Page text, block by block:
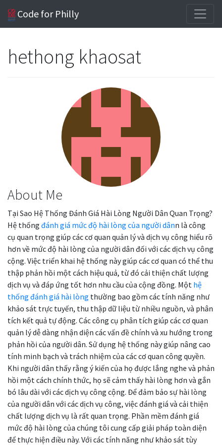
Code for Philly
hethong khaosat
About Me
Tại Sao Hệ Thống Đánh Giá Hài Lòng Người Dân Quan Trọng?
Hệ thống đánh giá mức độ hài lòng của người dânn là công
cụ quan trọng giúp các cơ quan quản lý và dịch vụ công hiểu rõ
hơn về mức độ hài lòng của người dân đối với các dịch vụ công
cộng. Việc triển khai hệ thống này giúp các cơ quan có thể thu
thập phản hồi một cách hiệu quả, từ đó cải thiện chất lượng
dịch vụ và đáp ứng tốt hơn nhu cầu của cộng đồng. Một hệ
thống đánh giá hài lòng thường bao gồm các tính năng như
khảo sát trực tuyến, thu thập dữ liệu từ nhiều nguồn, và phân
tích kết quả tự động. Các công cụ phân tích giúp các cơ quan
quản lý dễ dàng nhận diện các vấn đề chính và xu hướng trong
phản hồi của người dân. Sử dụng hệ thống này giúp nâng cao
tính minh bạch và trách nhiệm của các cơ quan công quyền.
Khi người dân thấy rằng ý kiến của họ được lắng nghe và phản
hồi một cách chính thức, họ sẽ cảm thấy hài lòng hơn và gắn
bó lâu dài với các dịch vụ công cộng. Để đảm bảo sự hài lòng
của người dân với các dịch vụ công, việc đánh giá và cải thiện
chất lượng dịch vụ là rất quan trọng. Phần mềm đánh giá
mức độ hài lòng của chúng tôi cung cấp giải pháp toàn diện
để thực hiện điều này. Với các tính năng như khảo sát tùy